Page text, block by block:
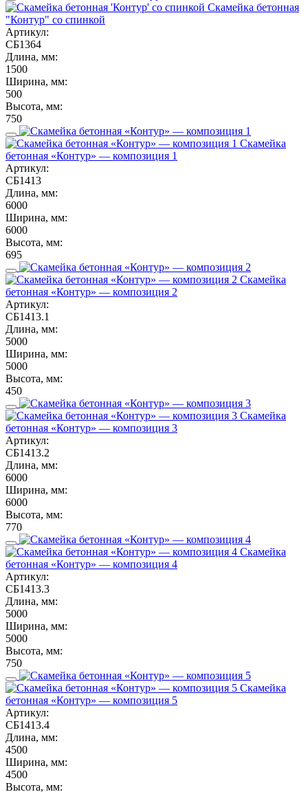
Скамейка бетонная
"Контур" со спинкой
Артикул:
СБ1364
Длина, мм:
1500
Ширина, мм:
500
Высота, мм:
750
Скамейка
бетонная «Контур» — композиция 1
Артикул:
СБ1413
Длина, мм:
6000
Ширина, мм:
6000
Высота, мм:
695
Скамейка
бетонная «Контур» — композиция 2
Артикул:
СБ1413.1
Длина, мм:
5000
Ширина, мм:
5000
Высота, мм:
450
Скамейка
бетонная «Контур» — композиция 3
Артикул:
СБ1413.2
Длина, мм:
6000
Ширина, мм:
6000
Высота, мм:
770
Скамейка
бетонная «Контур» — композиция 4
Артикул:
СБ1413.3
Длина, мм:
5000
Ширина, мм:
5000
Высота, мм:
750
Скамейка
бетонная «Контур» — композиция 5
Артикул:
СБ1413.4
Длина, мм:
4500
Ширина, мм:
4500
Высота, мм: